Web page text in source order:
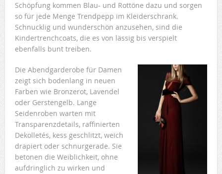
Schöpfung kommen Blau- und Rottöne dazu und sorgen
so für jede Menge Trendpepp im Kleiderschrank.
Schnucklig und wunderschön anzusehen, sind die
Kindertrenchcoats, die es von lässig bis verspielt
ebenfalls bunt treiben.
Die Abendgarderobe für Damen
zeigt sich bodenlang in neuen
Farben wie Bronzerot, Lavendel
oder Gerstengelb. Lange
Seidenroben warten mit
Transparenzdetails, raffinierten
Dekolletés, kess geschlitzt, weich
drapiert oder schnurgerade. Sie
betonen die Weiblichkeit, ohne
aufdringlich zu wirken und